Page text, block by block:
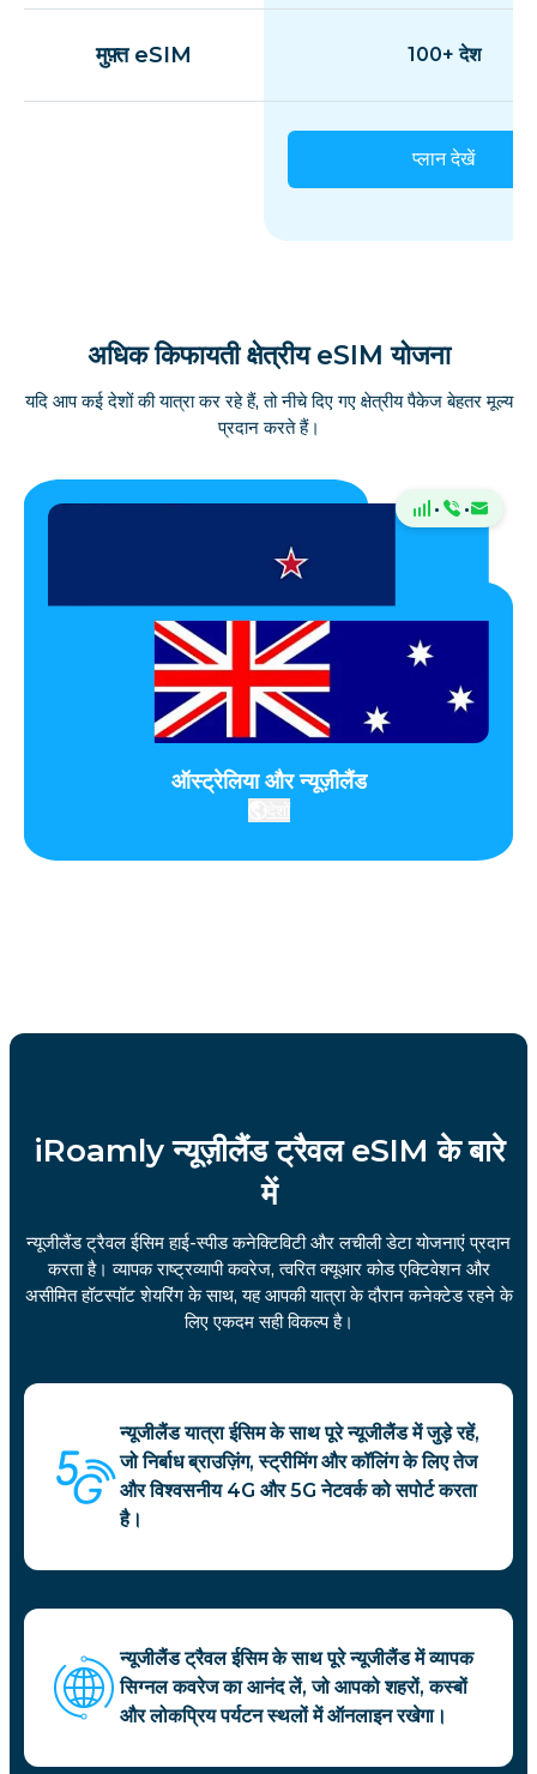
मुफ़्त eSIM 100+ देश
प्लान देखें
अधिक किफायती क्षेत्रीय eSIM योजना
यदि आप कई देशों की यात्रा कर रहे हैं, तो नीचे दिए गए क्षेत्रीय पैकेज बेहतर मूल्य
प्रदान करते हैं।
· ·
ऑस्ट्रेलिया और न्यूज़ीलैंड
iRoamly न्यूज़ीलैंड ट्रैवल eSIM के बारे
में
न्यूजीलैंड ट्रैवल ईसिम हाई-स्पीड कनेक्टिविटी और लचीली डेटा योजनाएं प्रदान
करता है। व्यापक राष्ट्रव्यापी कवरेज, त्वरित क्यूआर कोड एक्टिवेशन और
असीमित हॉटस्पॉट शेयरिंग के साथ, यह आपकी यात्रा के दौरान कनेक्टेड रहने के
लिए एकदम सही विकल्प है।
न्यूजीलैंड यात्रा ईसिम के साथ पूरे न्यूजीलैंड में जुड़े रहें,
जो निर्बाध ब्राउज़िंग, स्ट्रीमिंग और कॉलिंग के लिए तेज
और विश्वसनीय 4G और 5G नेटवर्क को सपोर्ट करता
है।
न्यूजीलैंड ट्रैवल ईसिम के साथ पूरे न्यूजीलैंड में व्यापक
सिग्नल कवरेज का आनंद लें, जो आपको शहरों, कस्बों
और लोकप्रिय पर्यटन स्थलों में ऑनलाइन रखेगा।